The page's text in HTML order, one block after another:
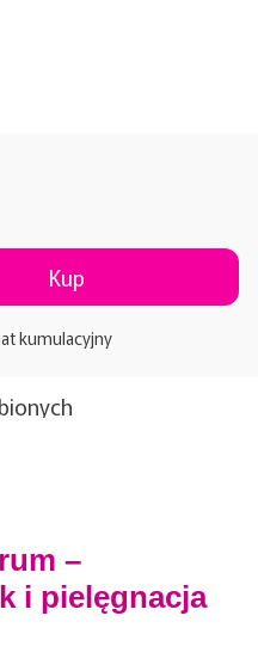
Kup
kumulacyjny
–
i pielęgnacja